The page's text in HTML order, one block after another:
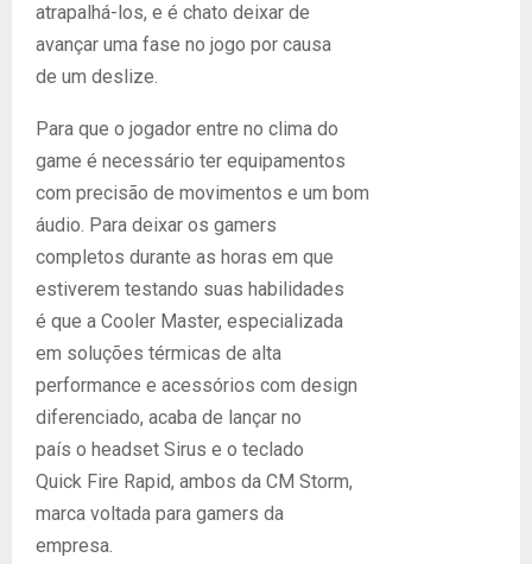
atrapalhá-los, e é chato deixar de
avançar uma fase no jogo por causa
de um deslize.
Para que o jogador entre no clima do
game é necessário ter equipamentos
com precisão de movimentos e um bom
áudio. Para deixar os gamers
completos durante as horas em que
estiverem testando suas habilidades
é que a Cooler Master, especializada
em soluções térmicas de alta
performance e acessórios com design
diferenciado, acaba de lançar no
país o headset Sirus e o teclado
Quick Fire Rapid, ambos da CM Storm,
marca voltada para gamers da
empresa.